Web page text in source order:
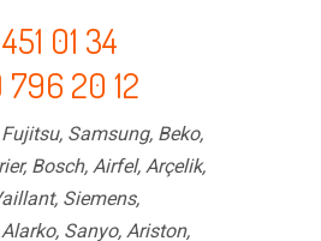
01 34
20 12
Samsung, Beko,
Bosch, Airfel, Arçelik,
Siemens,
Sanyo, Ariston,